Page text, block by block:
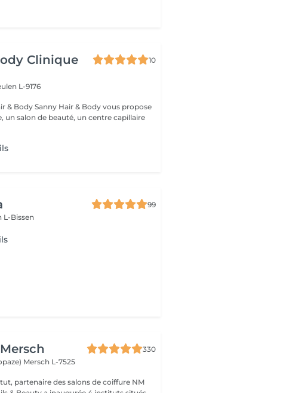
Clinique
10
L-9176
vous propose
un salon de beauté, un centre capillaire
99
L-Bissen
330
Mersch L-7525
partenaire des salons de coiffure NM